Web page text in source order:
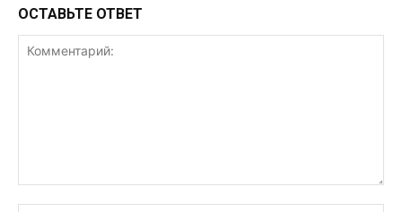
ОСТАВЬТЕ ОТВЕТ